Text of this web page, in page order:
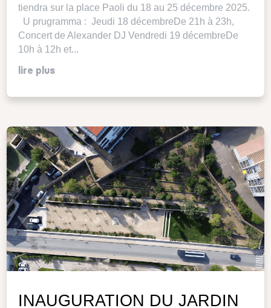
tiendra sur la place Paoli du 18 au 25 décembre 2025.
U prugramma : Jeudi 18 décembreDe 21h à 23h,
Concert de Alexander DJ Vendredi 19 décembreDe
10h à 12h et...
lire plus
INAUGURATION DU JARDIN